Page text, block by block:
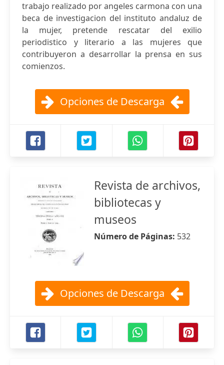
trabajo realizado por angeles carmona con una
beca de investigacion del instituto andaluz de
la mujer, pretende rescatar del exilio
periodistico y literario a las mujeres que
contribuyeron a desarrollar la prensa en sus
comienzos.
Opciones de Descarga
Revista de archivos,
bibliotecas y
museos
Número de Páginas: 532
Opciones de Descarga